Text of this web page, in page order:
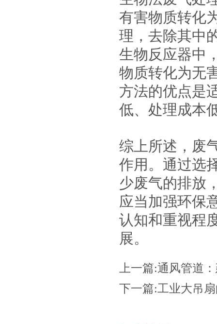
有害物质转化
理，去除其中
生物反应器中
物质转化为无
方法的优点是
低、处理成本
综上所述，废
作用。通过选
少废气的排放
应当加强环保
认知和重视程
展。
上一篇:通风管道
下一篇:工业大吊